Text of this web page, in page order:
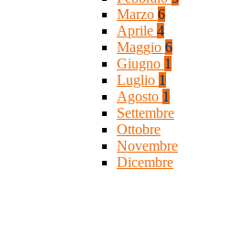
Marzo 6
Aprile 4
Maggio 6
Giugno 1
Luglio 1
Agosto 1
Settembre
Ottobre
Novembre
Dicembre